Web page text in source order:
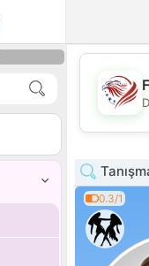
0.3/1